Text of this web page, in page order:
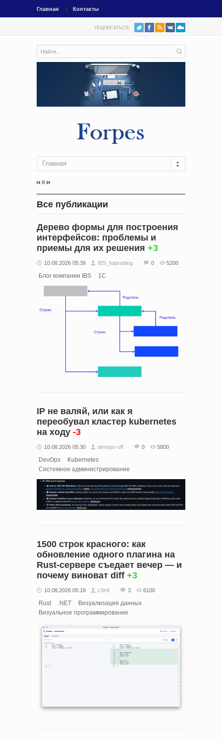
Главная Контакты
ПОДПИСАТЬСЯ:
Главная
Все публикации
Дерево формы для построения
интерфейсов: проблемы и
приемы для их решения +3
10.08.2026 05:39 IBS_habrablog 0 5200
Блог компании IBS 1С
IP не валяй, или как я
переобувал кластер kubernetes
на ходу -3
10.08.2026 05:30 devops-off 0 5800
DevOps
Kubernetes
Системное администрирование
1500 строк красного: как
обновление одного плагина на
Rust-сервере съедает вечер — и
почему виноват diff +3
10.08.2026 05:18 c3n9 3 6100
Rust .NET
Визуализация данных
Визуальное программирование